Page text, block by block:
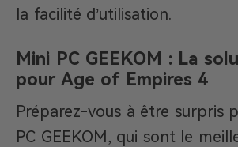
la facilité d’utilisation.
Mini PC GEEKOM : La
pour Age of Empires 4
Préparez-vous à être surpris
PC GEEKOM, qui sont le